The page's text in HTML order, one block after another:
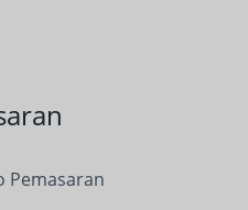
Pemasaran